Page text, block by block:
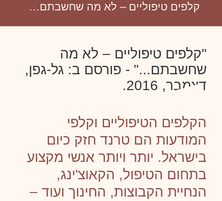
קלפים טיפוליים – לא מה שחשבתם…
"קלפים טיפוליים – לא מה
שחשבתם..." - פורסם ב: גל-גפן,
דצמבר, 2016.
הקלפים הטיפוליים וקלפי
המודעות הם טרנד חזק כיום
בישראל. יותר ויותר אנשי מקצוע
בתחום הטיפול, הקאוצ'ינג,
הנחיית הקבוצות, החינוך ועוד –